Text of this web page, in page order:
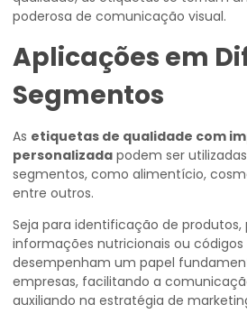
poderosa de comunicação visual.
Aplicações em
Segmentos
As etiquetas de qualidade com
personalizada podem ser
segmentos, como alimentício,
entre outros.
Seja para identificação de produtos,
informações nutricionais ou códigos
desempenham um papel
empresas, facilitando a
auxiliando na estratégia de